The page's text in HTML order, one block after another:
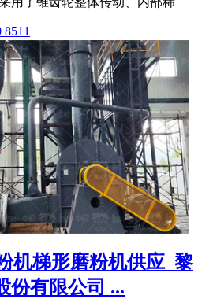
机梯形磨粉机供应_黎
份有限公司 ...